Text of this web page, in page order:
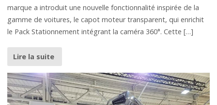
marque a introduit une nouvelle fonctionnalité inspirée de la
gamme de voitures, le capot moteur transparent, qui enrichit
le Pack Stationnement intégrant la caméra 360°. Cette […]
Lire la suite